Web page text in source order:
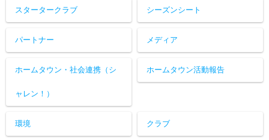
スタータークラブ シーズンシート
パートナー メディア
ホームタウン・社会連携（シ
ャレン！）
ホームタウン活動報告
環境 クラブ